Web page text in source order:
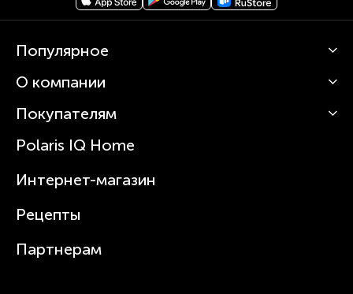
Популярное
Кофемашины
Вертикальные пылесосы
Зубные щетки и ирригаторы
Увлажнители
Посуда
О компании
О Polaris
Статьи
Покупателям
Сервисные центры
Где купить
Polaris IQ Home
Интернет-магазин
Рецепты
Партнерам